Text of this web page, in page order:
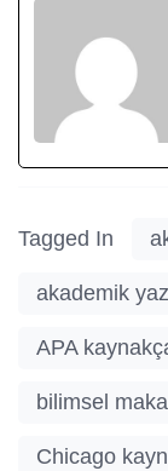
Tagged In
akademik
APA
bilimsel
Chicago